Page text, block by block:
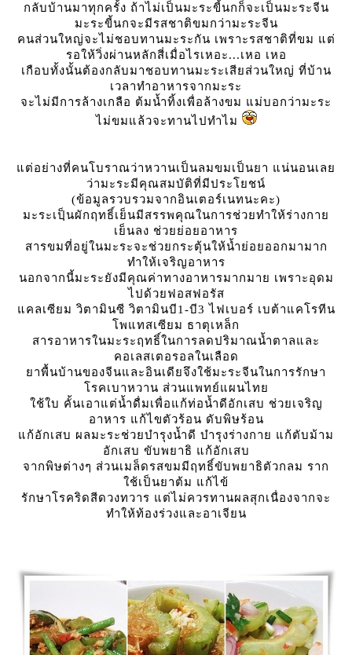
กลับบ้านมาทุกครั้ง ถ้าไม่เป็นมะระขี้นกก็จะเป็นมะระจีน
มะระขี้นกจะมีรสชาติขมกว่ามะระจีน
คนส่วนใหญ่จะไม่ชอบทานมะระกัน เพราะรสชาติที่ขม แต่
รอให้วิ่งผ่านหลักสี่เมื่อไรเหอะ...เหอ เหอ
เกือบทั้งนั้นต้องกลับมาชอบทานมะระเสียส่วนใหญ่ ที่บ้าน
เวลาทำอาหารจากมะระ
จะไม่มีการล้างเกลือ ต้มน้ำทิ้งเพื่อล้างขม แม่บอกว่ามะระ
ไม่ขมแล้วจะทานไปทำไม
ต่อย่างที่คนโบราณว่าหวานเป็นลมขมเป็นยา แน่นอนเล
ว่ามะระมีคุณสมบัติที่มีประโยชน์
(ข้อมูลรวบรวมจากอินเตอร์เนทนะคะ)
มะระเปฺ็นผักฤทธิ์เย็นมีสรรพคุณในการช่วยทำให้ร่างกา
เย็นลง ช่วยย่อยอาหาร
สารขมที่อยู่ในมะระจะช่วยกระตุ้นให้น้ำย่อยออกมามาก
ทำให้เจริญอาหาร
นอกจากนี้มะระยังมีคุณค่าทางอาหารมากมาย เพราะอุดม
ไปด้วยฟอสฟอรัส
คลเซียม วิตามินซี วิตามินบี1-บี3 ไฟเบอร์ เบต้าแคโรทีน
พแทสเซียม ธาตุเหล็ก
สารอาหารในมะระฤทธิ์ในการลดปริมาณน้ำตาลและ
คอเลสเตอรอลในเลือด
าพื้นบ้านของจีนและอินเดียจึงใช้มะระจีนในการรักษา
รคเบาหวาน ส่วนแพทย์แผนไท
ช้ใบ คั้นเอาแต่น้ำดื่มเพื่อแก้ท่อน้ำดีอักเสบ ช่วยเจริญ
อาหาร แก้ไขตัวร้อน ดับพิษร้อน
ก้อักเสบ ผลมะระช่วยบำรุงน้ำดี บำรุงร่างกาย แก้ตับม้าม
อักเสบ ขับพยาธิ แก้อักเสบ
จากพิษต่างๆ ส่วนเมล็ดรสขมมีฤทธิ์ขับพยาธิตัวกลม ราก
ช้เป็นยาต้ม แก้ไข้
รักษาโรคริดสีดวงทวาร แต่ไม่ควรทานผลสุกเนื่องจากจะ
ทำให้ท้องร่วงและอาเจียน